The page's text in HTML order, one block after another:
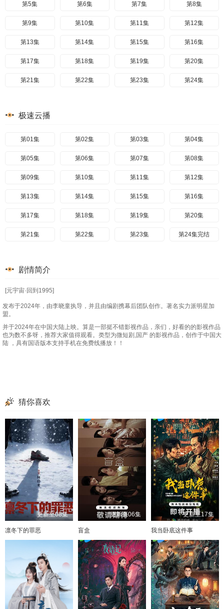
第5集 第6集 第7集 第8集
第9集 第10集 第11集 第12集
第13集 第14集 第15集 第16集
第17集 第18集 第19集 第20集
第21集 第22集 第23集 第24集
极速云播
第01集 第02集 第03集 第04集
第05集 第06集 第07集 第08集
第09集 第10集 第11集 第12集
第13集 第14集 第15集 第16集
第17集 第18集 第19集 第20集
第21集 第22集 第23集 第24集完结
剧情简介
[元宇宙·回到1995]
发布于2024年，由李晓童执导，并且由编剧携幕后团队创作。著名实力派明星加
盟。
并于2024年在中国大陆上映。算是一部挺不错影视作品，亲们，好看的的影视作品
也为数不多呀，推荐大家值得观看。类型为微短剧,国产 的影视作品，创作于中国大
陆 ，具有国语版本支持手机在免费线播放！！
猜你喜欢
更新至08集
凛冬下的罪恶
更新至06集
盲盒
更新至17集
我当卧底这件事